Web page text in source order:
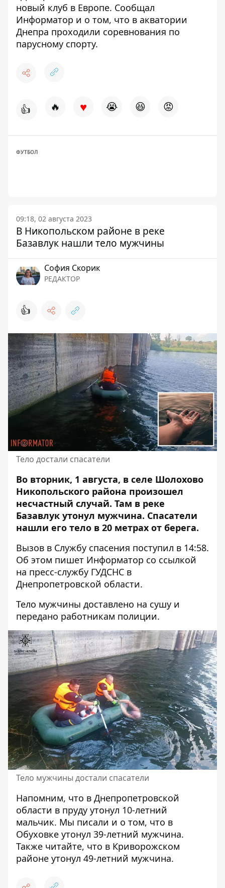
новый клуб в Европе. Сообщал
Информатор и о том, что в акватории
Днепра проходили соревнования по
парусному спорту.
👍 🔥 ♥ 😭 😆 😡
ФУТБОЛ
09:18, 02 августа 2023
В Никопольском районе в реке
Базавлук нашли тело мужчины
София Скорик
РЕДАКТОР
👍
Тело достали спасатели
Во вторник, 1 августа, в селе Шолохово
Никопольского района произошел
несчастный случай. Там в реке
Базавлук утонул мужчина. Спасатели
нашли его тело в 20 метрах от берега.
Вызов в Службу спасения поступил в 14:58.
Об этом пишет Информатор со ссылкой
на пресс-службу ГУДСНС в
Днепропетровской области.
Тело мужчины доставлено на сушу и
передано работникам полиции.
Тело мужчины достали спасатели
Напомним, что в Днепропетровской
области в пруду утонул 10-летний
мальчик. Мы писали и о том, что в
Обуховке утонул 39-летний мужчина.
Также читайте, что в Криворожском
районе утонул 49-летний мужчина.